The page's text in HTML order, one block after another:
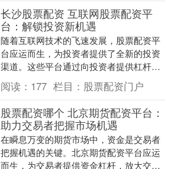
长沙股票配资 互联网股票配资平
台：解锁投资新机遇
随着互联网技术的飞速发展，股票配资平
台应运而生，为投资者提供了全新的投资
渠道。这些平台通过向投资者提供杠杆资
金，帮助他们放大投资收益，从而解锁了
投资的新机遇。 ....
阅读： 177 栏目： 股票配资门户
股票配资哪个 北京期货配资平台：
助力交易者把握市场机遇
在瞬息万变的期货市场中，资金是交易者
把握机遇的关键。北京期货配资平台应运
而生，为交易者提供资金杠杆，放大交易